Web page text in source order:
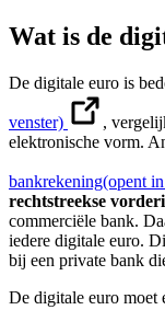
Wat is de
De digitale euro is
venster)
,
elektronische vorm.
bankrekening(opent
rechtstreekse
commerciële bank.
iedere digitale euro.
bij een private bank
De digitale euro moet